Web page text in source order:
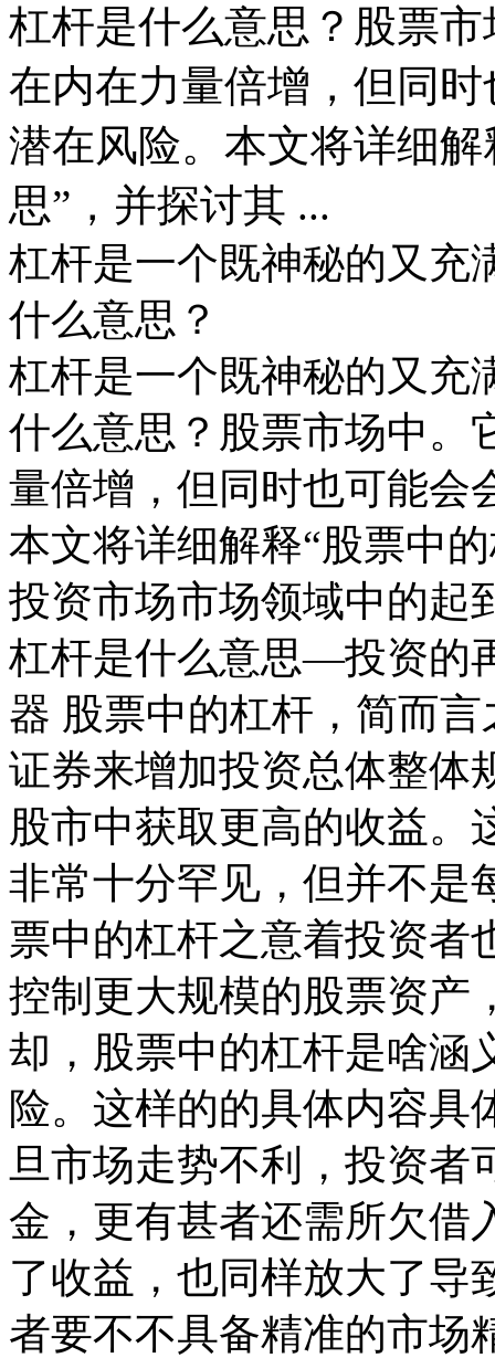
杠杆是什么意思？股票
在内在力量倍增，但同
潜在风险。本文将详细
思”，并探讨其 ...
杠杆是一个既神秘的又充
什么意思？
杠杆是一个既神秘的又充
什么意思？股票市场中。
量倍增，但同时也可能会
本文将详细解释“股票中
投资市场市场领域中的起
杠杆是什么意思—投资的
器 股票中的杠杆，简而
证券来增加投资总体整体
股市中获取更高的收益。
非常十分罕见，但并不是
票中的杠杆之意着投资者
控制更大规模的股票资产
却，股票中的杠杆是啥涵
险。这样的的具体内容具
旦市场走势不利，投资者
金，更有甚者还需所欠借
了收益，也同样放大了导
者要不不具备精准的市场